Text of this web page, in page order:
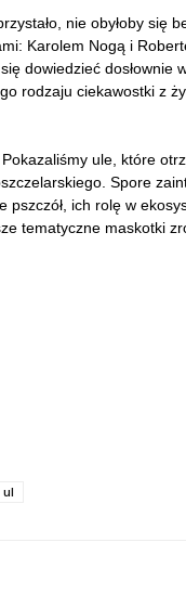
nie obyłoby się
Karolem Nogą i
dowiedzieć dosłownie
rodzaju ciekawostki z
ule, które
Spore
pszczół, ich rolę w
tematyczne maskotki
ul